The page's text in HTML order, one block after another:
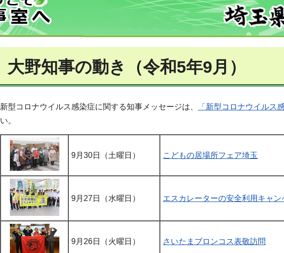
大野知事の動き（令和5年9月）
新型コロナウイルス感染症に関する知事メッセージは、
「新型コロナウイルス
い。
9月30日（土曜日） こどもの居場所フェア埼玉
9月27日（水曜日） エスカレーターの安全利用キャン
9月26日（火曜日） さいたまブロンコス表敬訪問